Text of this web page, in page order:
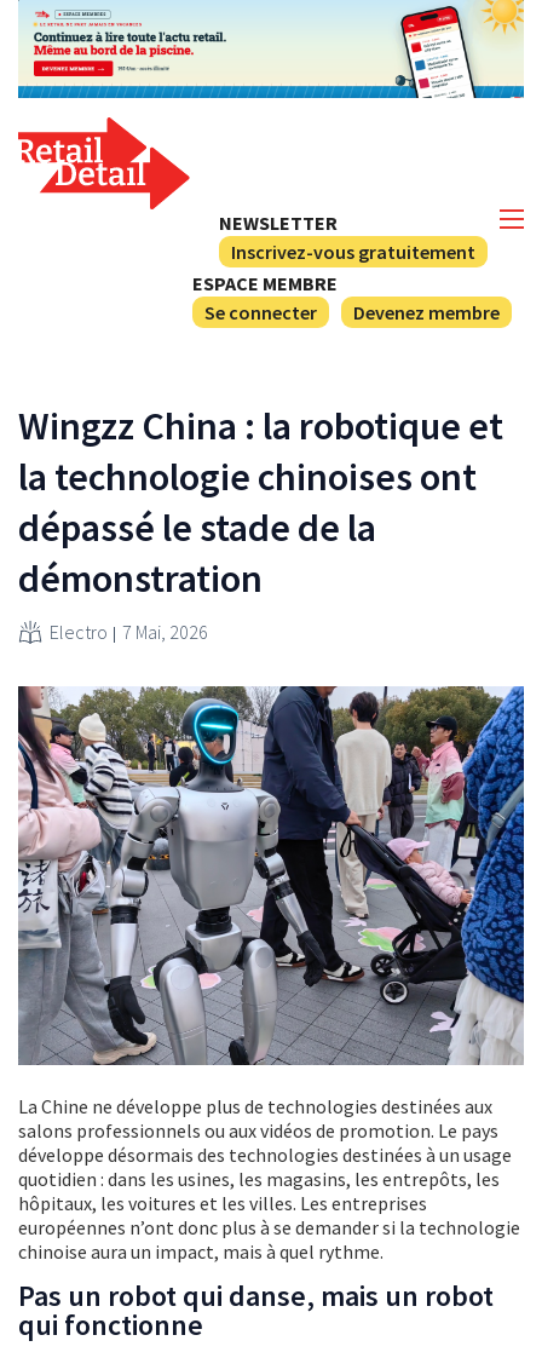
NEWSLETTER
Inscrivez-vous gratuitement
ESPACE MEMBRE
Se connecter
Devenez membre
Wingzz China : la robotique et
la technologie chinoises ont
dépassé le stade de la
démonstration
Electro 7 Mai, 2026
La Chine ne développe plus de technologies destinées aux
salons professionnels ou aux vidéos de promotion. Le pays
développe désormais des technologies destinées à un usage
quotidien : dans les usines, les magasins, les entrepôts, les
hôpitaux, les voitures et les villes. Les entreprises
européennes n’ont donc plus à se demander si la technologie
chinoise aura un impact, mais à quel rythme.
Pas un robot qui danse, mais un robot
qui fonctionne